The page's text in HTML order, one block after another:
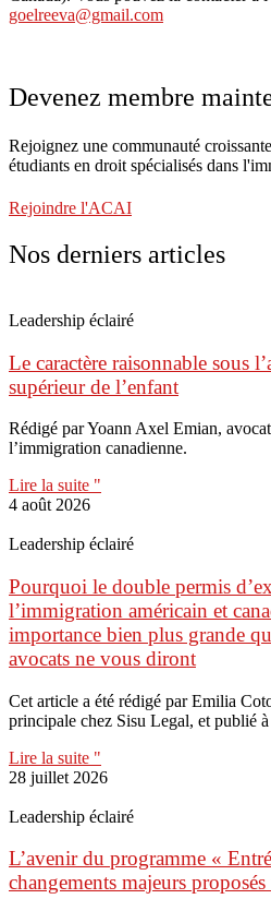
goelreeva@gmail.com
Devenez membre
Rejoignez une communauté
étudiants en droit spécialisés dans
Rejoindre l'ACAI
Nos derniers articles
Leadership éclairé
Le caractère raisonnable sous
supérieur de l’enfant
Rédigé par Yoann Axel Emian,
l’immigration canadienne.
Lire la suite "
4 août 2026
Leadership éclairé
Pourquoi le double permis
l’immigration américain et
importance bien plus grande
avocats ne vous diront
Cet article a été rédigé par Emilia
principale chez Sisu Legal, et publié
Lire la suite "
28 juillet 2026
Leadership éclairé
L’avenir du programme «
changements majeurs